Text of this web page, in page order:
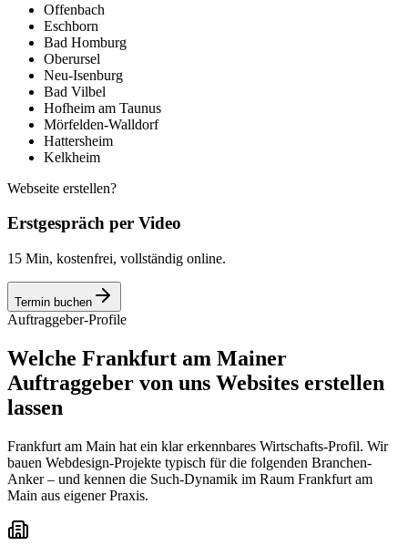
Offenbach
Eschborn
Bad Homburg
Oberursel
Neu-Isenburg
Bad Vilbel
Hofheim am Taunus
Mörfelden-Walldorf
Hattersheim
Kelkheim
Webseite erstellen?
Erstgespräch per Video
15 Min, kostenfrei, vollständig online.
Termin buchen
Auftraggeber-Profile
Welche Frankfurt am Mainer
Auftraggeber von uns Websites erstellen
lassen
Frankfurt am Main hat ein klar erkennbares Wirtschafts-Profil. Wir
bauen Webdesign-Projekte typisch für die folgenden Branchen-
Anker – und kennen die Such-Dynamik im Raum Frankfurt am
Main aus eigener Praxis.